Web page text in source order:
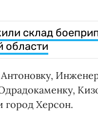
склад
области
город Херсон.